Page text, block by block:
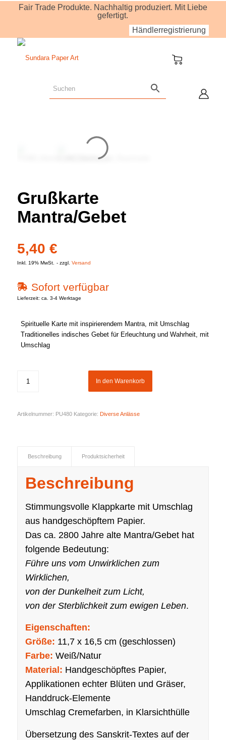
Fair Trade Produkte. Nachhaltig produziert. Mit Liebe
gefertigt.
Händlerregistrierung
Grußkarte
Mantra/Gebet
5,40 €
Inkl. 19% MwSt. zzgl. Versand
Sofort verfügbar
Lieferzeit: ca. 3-4 Werktage
Spirituelle Karte mit inspirierendem Mantra, mit Umschlag
Traditionelles indisches Gebet für Erleuchtung und Wahrheit, mit
Umschlag
In den Warenkorb
Artikelnummer: PU480 Kategorie: Diverse Anlässe
Beschreibung Produktsicherheit
Beschreibung
Stimmungsvolle Klappkarte mit Umschlag
aus handgeschöpftem Papier.
Das ca. 2800 Jahre alte Mantra/Gebet hat
folgende Bedeutung:
Führe uns vom Unwirklichen zum
Wirklichen,
von der Dunkelheit zum Licht,
von der Sterblichkeit zum ewigen Leben.
Eigenschaften:
Größe: 11,7 x 16,5 cm (geschlossen)
Farbe: Weiß/Natur
Material: Handgeschöpftes Papier,
Applikationen echter Blüten und Gräser,
Handdruck-Elemente
Umschlag Cremefarben, in Klarsichthülle
Übersetzung des Sanskrit-Textes auf der